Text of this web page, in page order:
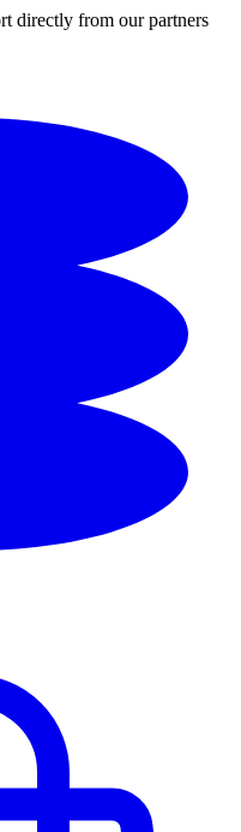
directly from our partners